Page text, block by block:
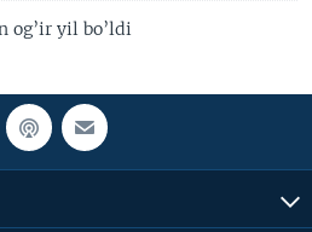
og’ir yil bo’ldi